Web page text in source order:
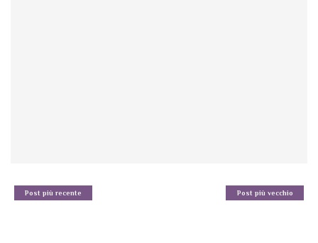
Post più recente Post più vecchio